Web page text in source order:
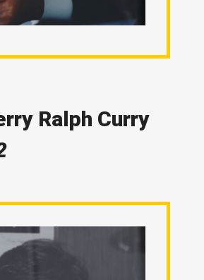
Ralph Curry